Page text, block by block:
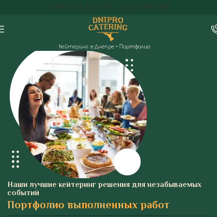
+38 (063) 3333-593 +38 (066) 1153-161
Кейтеринг в Днепре• Портфолио
Наши лучшие кейтеринг решения для незабываемых
событий
Портфолио выполненных работ